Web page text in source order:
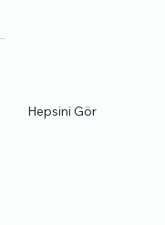
Hepsini Gör